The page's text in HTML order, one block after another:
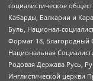
социалистическое
Кабарды, Балкарии и
Буль, Национал-
Формат-18, Благородный
Национальная
Родовая Держава Русь,
Инглистической церкви